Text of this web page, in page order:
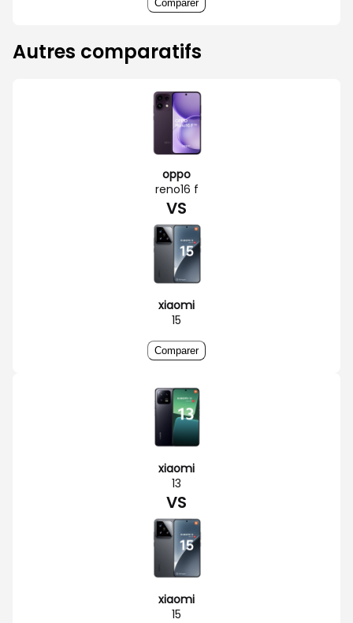
Comparer
Autres comparatifs
oppo
reno16 f
VS
xiaomi
15
Comparer
xiaomi
13
VS
xiaomi
15